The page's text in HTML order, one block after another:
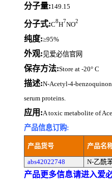
分子量:149.15
分子式:C8H7NO2
纯度:≥95%
外观: 见爱必信官网
保存方法:Store at -20° C
描述:N-Acetyl-4-
serum proteins.
应用:A toxic metabolite of
产品信息订购:
产品货号 产品名
abs42022748 N-乙酰
产品更多信息请进入爱